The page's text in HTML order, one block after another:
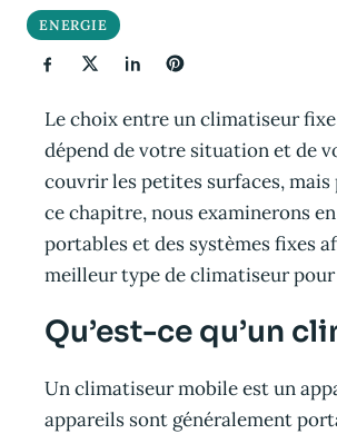
ENERGIE
Le choix entre un climatiseur
dépend de votre situation et de
couvrir les petites surfaces, mais
ce chapitre, nous examinerons
portables et des systèmes fixes
meilleur type de climatiseur
Qu’est-ce qu’un
Un climatiseur mobile est un
appareils sont généralement